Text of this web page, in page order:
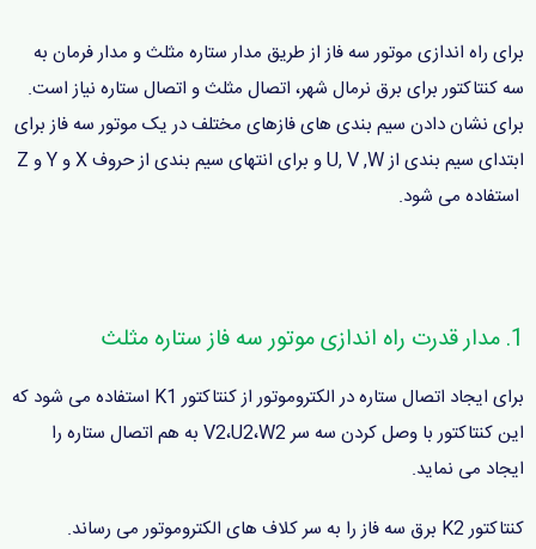
برای راه اندازی موتور سه فاز از طریق مدار ستاره مثلث و مدار فرمان به
سه کنتاکتور برای برق نرمال شهر، اتصال مثلث و اتصال ستاره نیاز است.
برای نشان دادن سیم بندی های فازهای مختلف در یک موتور سه فاز برای
ابتدای سیم بندی از U, V ,W و برای انتهای سیم بندی از حروف X و Y و Z
استفاده می شود.
1. مدار قدرت راه اندازی موتور سه فاز ستاره مثلث
برای ایجاد اتصال ستاره در الکتروموتور از کنتاکتور K1 استفاده می شود که
این کنتاکتور با وصل کردن سه سر V2،U2،W2 به هم اتصال ستاره را
ایجاد می نماید.
کنتاکتور K2 برق سه فاز را به سر کلاف های الکتروموتور می رساند.